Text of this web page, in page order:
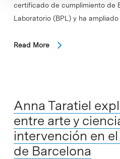
certificado de cumplimiento de
Laboratorio (BPL) y ha
Read More
Anna Taratiel
entre arte y
intervención en
de Barcelona